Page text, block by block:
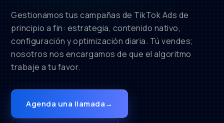
Gestionamos tus campañas de TikTok Ads de
principio a fin: estrategia, contenido nativo,
configuración y optimización diaria. Tú vendes;
nosotros nos encargamos de que el algoritmo
trabaje a tu favor.
Agenda una llamada→
12.4K
340
@bluenova Patrocinado
Aprovecha el −30% de esta